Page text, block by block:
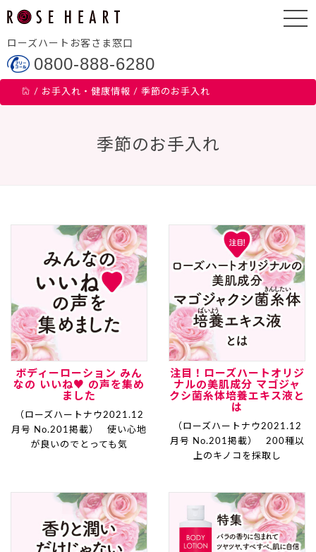
ローズハートお客さま窓口
0800-888-6280
/ お手入れ・健康情報 / 季節のお手入れ
季節のお手入れ
ボディーローション みん
なの いいね♥ の声を集め
ました
（ローズハートナウ2021.12
月号 No.201掲載） 使い心地
が良いのでとっても気
注目！ローズハートオリジ
ナルの美肌成分 マゴジャ
クシ菌糸体培養エキス液と
は
（ローズハートナウ2021.12
月号 No.201掲載） 200種以
上のキノコを採取し